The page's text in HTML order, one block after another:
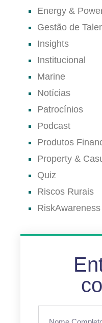
Energy &
Gestão de
Insights
Institucional
Marine
Notícias
Patrocínios
Podcast
Produtos
Property &
Quiz
Riscos Rurais
RiskAwareness